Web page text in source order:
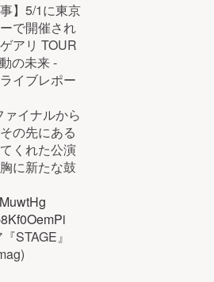
】5/1に東京
で開催され
アリ TOUR
の未来 -
イブレポー
イナルから
の先にある
くれた公演
に新たな鼓
STAGE』